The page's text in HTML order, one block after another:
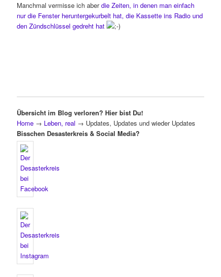
Manchmal vermisse ich aberdie Zeiten, in denen man einfach
nur die Fenster heruntergekurbelt hat, die Kassette ins Radio und
den Zündschlüssel gedreht hat
Übersicht im Blog verloren? Hier bist Du!
Home → Leben, real → Updates, Updates und wieder Updates
Bisschen Desasterkreis & Social Media?